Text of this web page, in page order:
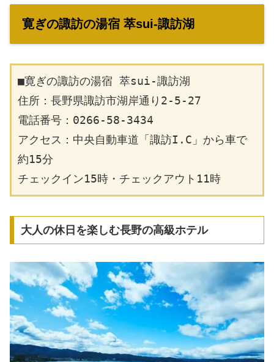
寛ぎの諏訪の湯宿 萃sui-諏訪湖
■寛ぎの諏訪の湯宿 萃sui-諏訪湖
住所：長野県諏訪市湖岸通り2-5-27
電話番号：0266-58-3434
アクセス：中央自動車道「諏訪I.C」から車で
約15分
チェックイン15時・チェックアウト11時
大人の休日を楽しむ長野の高級ホテル